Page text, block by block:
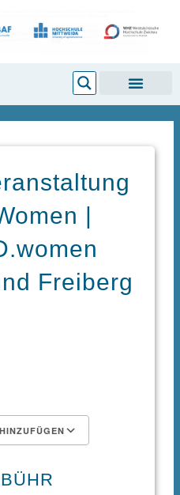
Search
|
Freiberg